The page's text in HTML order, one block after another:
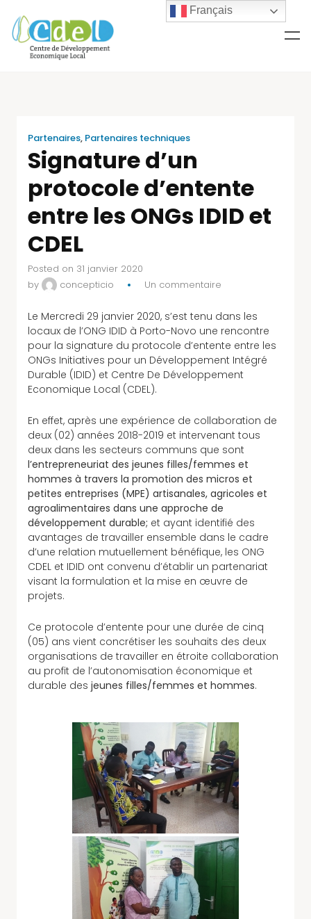
Partenaires, Partenaires techniques
Signature d’un
protocole d’entente
entre les ONGs IDID et
CDEL
Posted on 31 janvier 2020
by
concepticio Un commentaire
Le Mercredi 29 janvier 2020, s’est tenu dans les
locaux de l’ONG IDID à Porto-Novo une rencontre
pour la signature du protocole d’entente entre les
ONGs Initiatives pour un Développement Intégré
Durable (IDID) et Centre De Développement
Economique Local (CDEL).
En effet, après une expérience de collaboration de
deux (02) années 2018-2019 et intervenant tous
deux dans les secteurs communs que sont
l’entrepreneuriat des jeunes filles/femmes et
hommes à travers la promotion des micros et
petites entreprises (MPE) artisanales, agricoles et
agroalimentaires dans une approche de
développement durable; et ayant identifié des
avantages de travailler ensemble dans le cadre
d’une relation mutuellement bénéfique, les ONG
CDEL et IDID ont convenu d’établir un partenariat
visant la formulation et la mise en œuvre de
projets.
Ce protocole d’entente pour une durée de cinq
(05) ans vient concrétiser les souhaits des deux
organisations de travailler en étroite collaboration
au profit de l’autonomisation économique et
durable des jeunes filles/femmes et hommes.
Français